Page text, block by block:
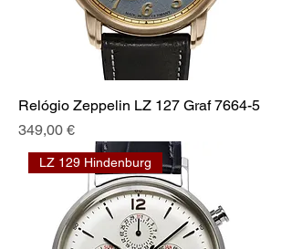
Relógio Zeppelin LZ 127 Graf 7664-5
Preis
349,00 €
LZ 129 Hindenburg